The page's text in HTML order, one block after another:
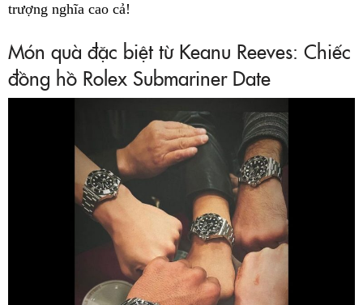
trượng nghĩa cao cả!
Món quà đặc biệt từ Keanu Reeves: Chiếc
đồng hồ Rolex Submariner Date